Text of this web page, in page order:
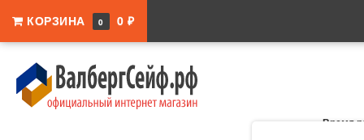
КОРЗИНА 0 0 ₽
Время